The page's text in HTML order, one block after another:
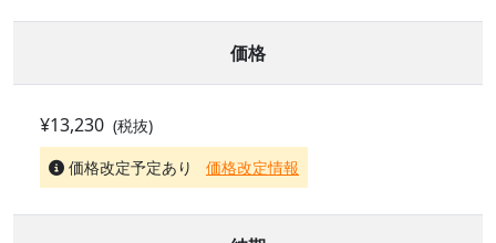
価格
¥13,230 (税抜)
価格改定予定あり
価格改定情報